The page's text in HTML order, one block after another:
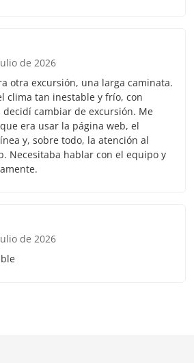
de 2026
otra excursión, una larga caminata.
clima tan inestable y frío, con
cambiar de excursión. Me
era usar la página web, el
y, sobre todo, la atención al
Necesitaba hablar con el equipo y
de 2026